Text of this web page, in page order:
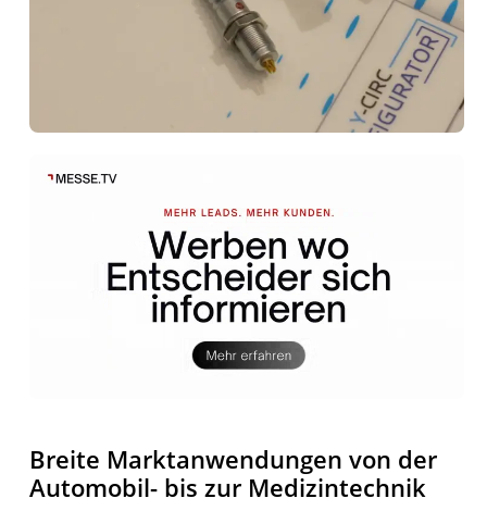
Breite Marktanwendungen von der
Automobil- bis zur Medizintechnik